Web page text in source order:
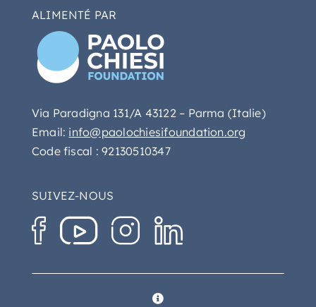
ALIMENTÉ PAR
Via Paradigna 131/A 43122 – Parma (Italie)
Email: info@paolochiesifoundation.org
Code fiscal : 92130510347
SUIVEZ-NOUS